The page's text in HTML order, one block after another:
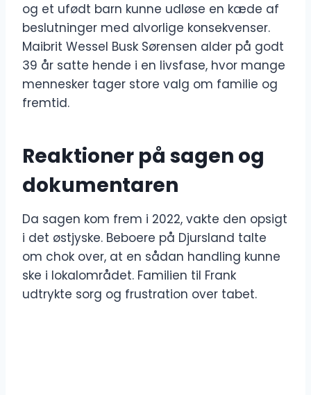
og et ufødt barn kunne udløse en kæde af
beslutninger med alvorlige konsekvenser.
Maibrit Wessel Busk Sørensen alder på godt
39 år satte hende i en livsfase, hvor mange
mennesker tager store valg om familie og
fremtid.
Reaktioner på sagen og
dokumentaren
Da sagen kom frem i 2022, vakte den opsigt
i det østjyske. Beboere på Djursland talte
om chok over, at en sådan handling kunne
ske i lokalområdet. Familien til Frank
udtrykte sorg og frustration over tabet.